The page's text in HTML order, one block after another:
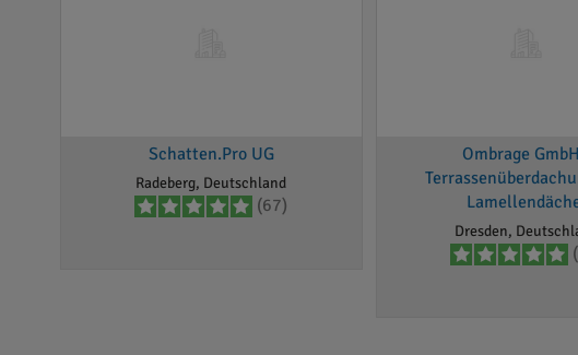
Schatten.Pro UG
Radeberg, Deutschland
(67)
Ombrage
Dresden,